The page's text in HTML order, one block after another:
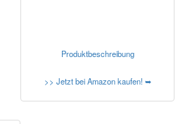
Produktbeschreibung
>> Jetzt bei Amazon kaufen! ➥